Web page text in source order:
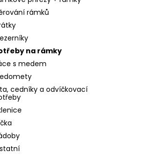
rámků
na rámky
s medem
cedníky a odvíčkovací
SVAZOVÁ VČELA 770ML BEZ